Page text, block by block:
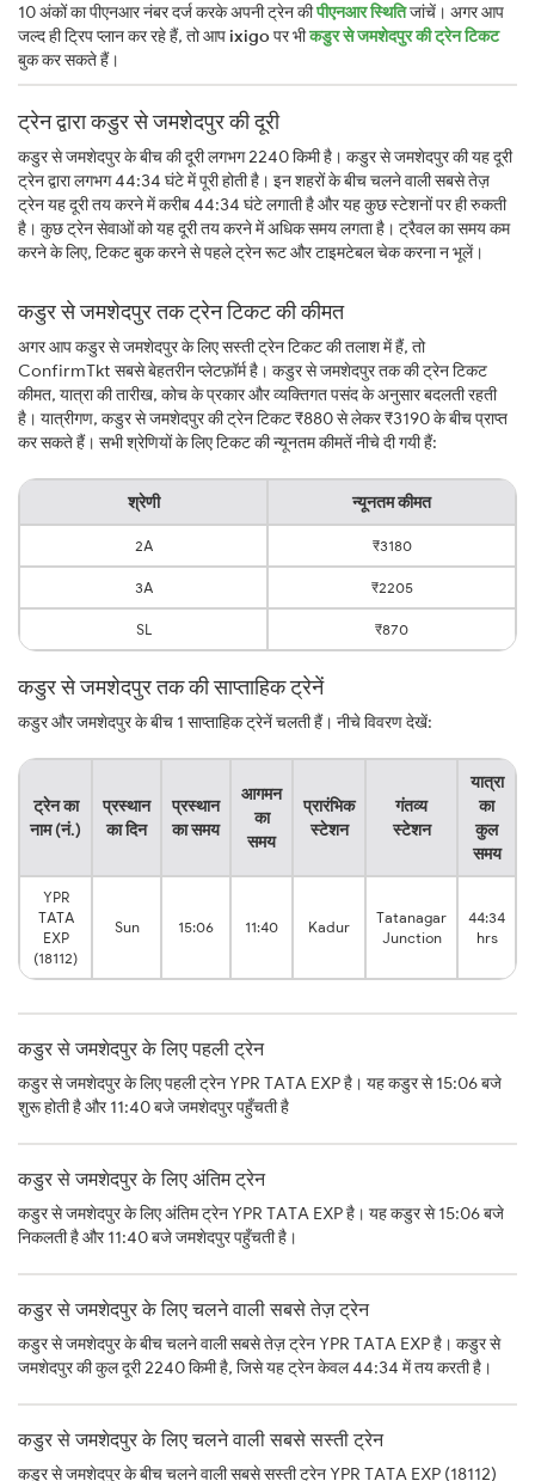
10 अंकों का पीएनआर नंबर दर्ज करके अपनी ट्रेन कीपीएनआर स्थितिजांचें। अगर आप
जल्द ही ट्रिप प्लान कर रहे हैं, तो आपixigoपर भीकडुर से जमशेदपुर की ट्रेन टिकट
बुक कर सकते हैं।
ट्रेन द्वारा कडुर से जमशेदपुर की दूरी
कडुर से जमशेदपुर के बीच की दूरी लगभग 2240 किमी है। कडुर से जमशेदपुर की यह दूरी
ट्रेन द्वारा लगभग 44:34 घंटे में पूरी होती है। इन शहरों के बीच चलने वाली सबसे तेज़
ट्रेन यह दूरी तय करने में करीब 44:34 घंटे लगाती है और यह कुछ स्टेशनों पर ही रुकती
है। कुछ ट्रेन सेवाओं को यह दूरी तय करने में अधिक समय लगता है। ट्रैवल का समय कम
करने के लिए, टिकट बुक करने से पहले ट्रेन रूट और टाइमटेबल चेक करना न भूलें।
कडुर से जमशेदपुर तक ट्रेन टिकट की कीमत
अगर आप कडुर से जमशेदपुर के लिए सस्ती ट्रेन टिकट की तलाश में हैं, तो
ConfirmTkt सबसे बेहतरीन प्लेटफ़ॉर्म है। कडुर से जमशेदपुर तक की ट्रेन टिकट
कीमत, यात्रा की तारीख, कोच के प्रकार और व्यक्तिगत पसंद के अनुसार बदलती रहती
है। यात्रीगण, कडुर से जमशेदपुर की ट्रेन टिकट ₹880 से लेकर ₹3190 के बीच प्राप्त
कर सकते हैं। सभी श्रेणियों के लिए टिकट की न्यूनतम कीमतें नीचे दी गयी हैं:
श्रेणी न्यूनतम कीमत
2A ₹3180
3A ₹2205
SL ₹870
कडुर से जमशेदपुर तक की साप्ताहिक ट्रेनें
कडुर और जमशेदपुर के बीच 1 साप्ताहिक ट्रेनें चलती हैं। नीचे विवरण देखें:
ट्रेन का
नाम (नं.)
प्रस्थान
का दिन
प्रस्थान
का समय
आगमन
का
समय
प्रारंभिक
स्टेशन
गंतव्य
स्टेशन
यात्रा
का
कुल
समय
YPR
TATA
EXP
(18112)
Sun 15:06 11:40 Kadur
Tatanagar
Junction
44:34
hrs
कडुर से जमशेदपुर के लिए पहली ट्रेन
कडुर से जमशेदपुर के लिए पहली ट्रेन YPR TATA EXP है। यह कडुर से 15:06 बजे
शुरू होती है और 11:40 बजे जमशेदपुर पहुँचती है
कडुर से जमशेदपुर के लिए अंतिम ट्रेन
कडुर से जमशेदपुर के लिए अंतिम ट्रेन YPR TATA EXP है। यह कडुर से 15:06 बजे
निकलती है और 11:40 बजे जमशेदपुर पहुँचती है।
कडुर से जमशेदपुर के लिए चलने वाली सबसे तेज़ ट्रेन
कडुर से जमशेदपुर के बीच चलने वाली सबसे तेज़ ट्रेन YPR TATA EXP है। कडुर से
जमशेदपुर की कुल दूरी 2240 किमी है, जिसे यह ट्रेन केवल 44:34 में तय करती है।
कडुर से जमशेदपुर के लिए चलने वाली सबसे सस्ती ट्रेन
कडुर से जमशेदपुर के बीच चलने वाली सबसे सस्ती ट्रेन YPR TATA EXP (18112)